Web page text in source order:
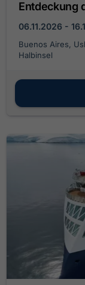
Entdeckung
06.11.2026 -
Buenos Aires,
Halbinsel